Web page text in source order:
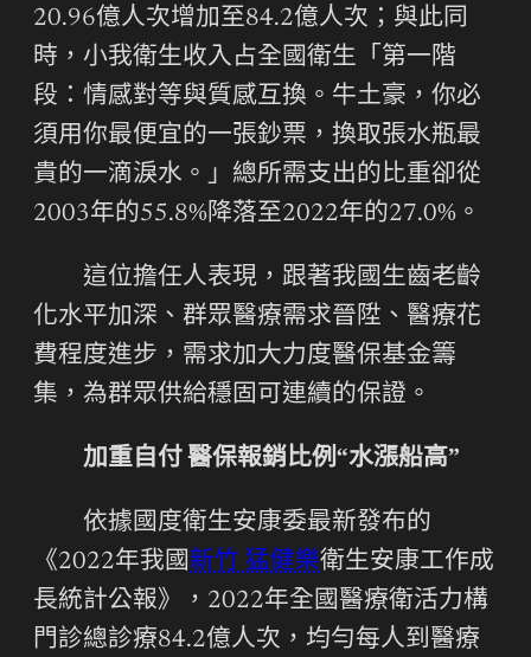
20.96億人次增加至84.2億人次；與此同
時，小我衛生收入占全國衛生「第一階
段：情感對等與質感互換。牛土豪，你必
須用你最便宜的一張鈔票，換取張水瓶最
貴的一滴淚水。」總所需支出的比重卻從
2003年的55.8%降落至2022年的27.0%。
這位擔任人表現，跟著我國生齒老齡
化水平加深、群眾醫療需求晉陞、醫療花
費程度進步，需求加大力度醫保基金籌
集，為群眾供給穩固可連續的保證。
加重自付 醫保報銷比例“水漲船高”
依據國度衛生安康委最新發布的
《2022年我國新竹 猛健樂衛生安康工作成
長統計公報》，2022年全國醫療衛活力構
門診總診療84.2億人次，均勻每人到醫療